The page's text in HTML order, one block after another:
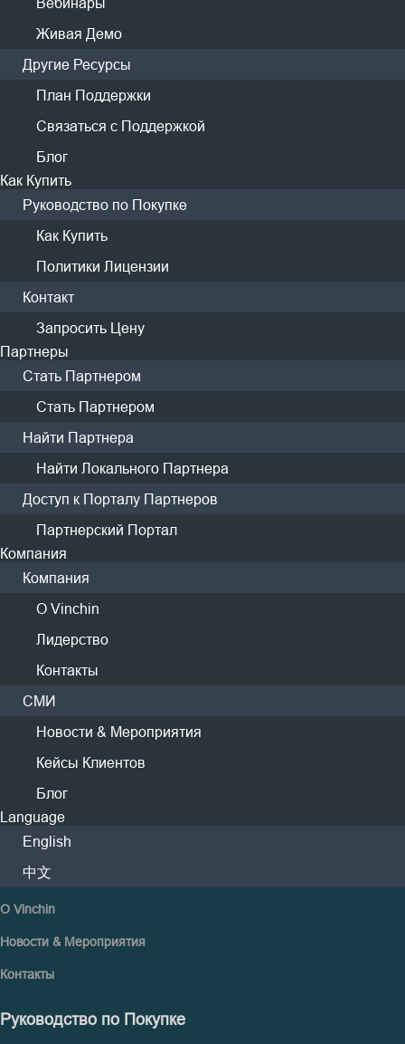
Живая Демо
Другие Ресурсы
План Поддержки
Связаться с Поддержкой
Блог
Как Купить
Руководство по Покупке
Как Купить
Политики Лицензии
Контакт
Запросить Цену
Партнеры
Стать Партнером
Стать Партнером
Найти Партнера
Найти Локального Партнера
Доступ к Порталу Партнеров
Партнерский Портал
Компания
Компания
О Vinchin
Лидерство
Контакты
СМИ
Новости & Мероприятия
Кейсы Клиентов
Блог
Language
English
中文
использоваться или раскрываться для каких-
Решения & Кейсы Использования
VMware
Hyper-V
Proxmox
zVirt
ROSA
HOSTVM
Бэкап Файлов
Exchange
Amazon EC2
Ресурсы & Поддержка
How To Видео
Вебинары
Учебный Центр
Форум
Компания
О Vinchin
Новости & Мероприятия
Контакты
Руководство по Покупке